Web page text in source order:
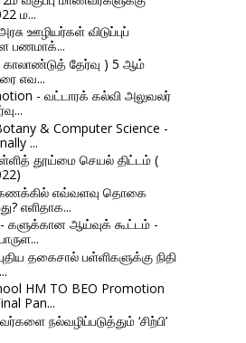
ம...
ஊழியர்கள் விடுப்புப்
பணமாக்...
காலாண்டுத் தேர்வு ) 5 ஆம்
எவ...
- வட்டாரக் கல்வி அலுவலர்
& Computer Science -
...
தூய்மை செயல் திட்டம் (
எவ்வளவு தொகை
எளிதாக...
- களுக்கான ஆய்வுக் கூட்டம் -
தகைசால் பள்ளிகளுக்கு நிதி
HM TO BEO Promotion
Pan...
நல்வழிப்படுத்தும் ‘சிற்பி’